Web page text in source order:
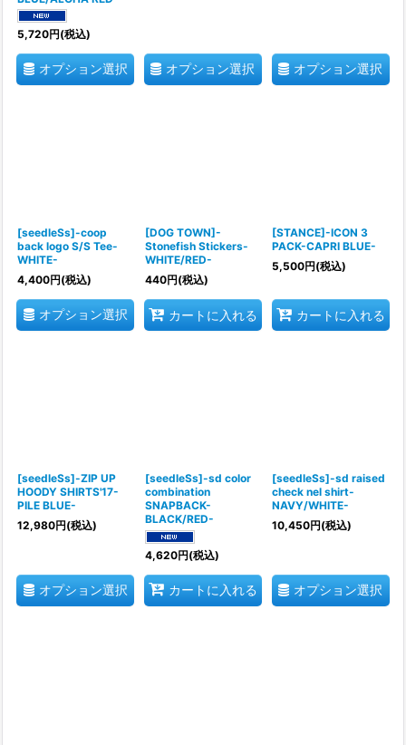
5,720円(税込)
オプション選択 オプション選択 オプション選択
[seedleSs]-coop
back logo S/S Tee-
WHITE-
4,400円(税込)
オプション選択
[DOG TOWN]-
Stonefish Stickers-
WHITE/RED-
440円(税込)
カートに入れる
[STANCE]-ICON 3
PACK-CAPRI BLUE-
5,500円(税込)
カートに入れる
[seedleSs]-ZIP UP
HOODY SHIRTS'17-
PILE BLUE-
12,980円(税込)
オプション選択
[seedleSs]-sd color
combination
SNAPBACK-
BLACK/RED-
4,620円(税込)
カートに入れる
[seedleSs]-sd raised
check nel shirt-
NAVY/WHITE-
10,450円(税込)
オプション選択